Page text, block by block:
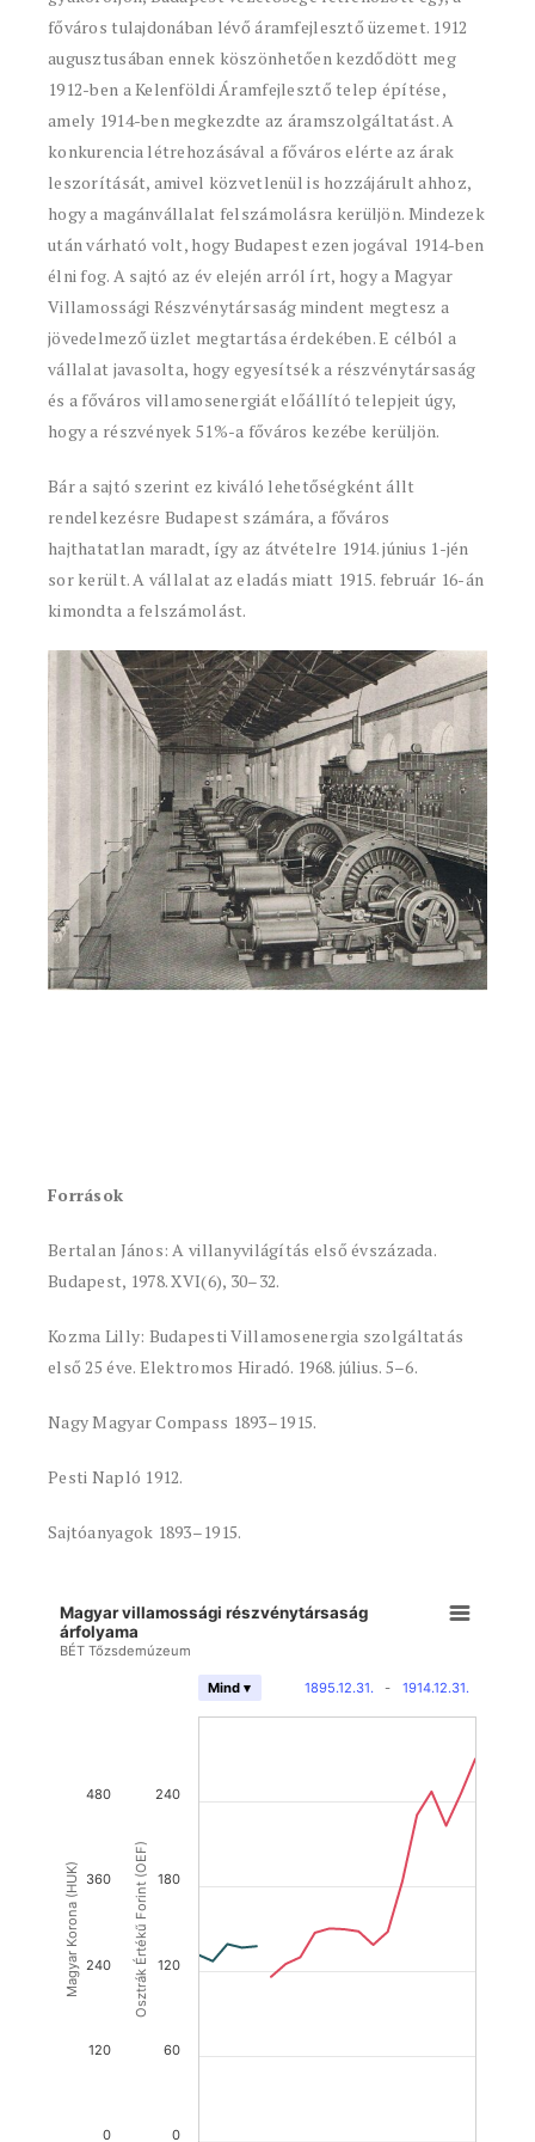
főváros tulajdonában lévő áramfejlesztő üzemet. 1912
augusztusában ennek köszönhetően kezdődött meg
1912-ben a Kelenföldi Áramfejlesztő telep építése,
amely 1914-ben megkezdte az áramszolgáltatást. A
konkurencia létrehozásával a főváros elérte az árak
leszorítását, amivel közvetlenül is hozzájárult ahhoz,
hogy a magánvállalat felszámolásra kerüljön. Mindezek
után várható volt, hogy Budapest ezen jogával 1914-ben
élni fog. A sajtó az év elején arról írt, hogy a Magyar
Villamossági Részvénytársaság mindent megtesz a
jövedelmező üzlet megtartása érdekében. E célból a
vállalat javasolta, hogy egyesítsék a részvénytársaság
és a főváros villamosenergiát előállító telepjeit úgy,
hogy a részvények 51%-a főváros kezébe kerüljön.
Bár a sajtó szerint ez kiváló lehetőségként állt
rendelkezésre Budapest számára, a főváros
hajthatatlan maradt, így az átvételre 1914. június 1-jén
sor került. A vállalat az eladás miatt 1915. február 16-án
kimondta a felszámolást.
Források
Bertalan János: A villanyvilágítás első évszázada.
Budapest, 1978. XVI(6), 30–32.
Kozma Lilly: Budapesti Villamosenergia szolgáltatás
első 25 éve. Elektromos Hiradó. 1968. július. 5–6.
Nagy Magyar Compass 1893–1915.
Pesti Napló 1912.
Sajtóanyagok 1893–1915.
Osztrák Értékű Forint (OEF)
Magyar Korona (HUK)
Magyar villamossági részvénytársaság
árfolyama
BÉT Tőzsdemúzeum
1895.12.31. - 1914.12.31.
Mind ▾
0
60
120
180
240
0
120
240
360
480